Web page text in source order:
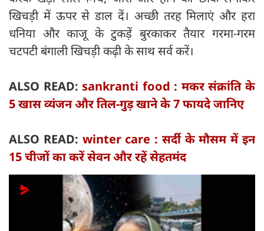
खिचड़ी में ऊपर से डाल दें। अच्छी तरह मिलाएं और हरा
धनिया और काजू के टुकड़ें बुरकाकर तैयार गरमा-गरम
चटपटी बंगाली खिचड़ी कढ़ी के साथ सर्व करें।
ALSO READ: sankranti food : मकर संक्रांति के
5 खास व्यंजन और तिल-गुड़ खाने के 7 फायदे जानिए
ALSO READ: winter care : सर्दी के मौसम में इन
15 चीजों का करें सेवन और रहें सेहतमंद